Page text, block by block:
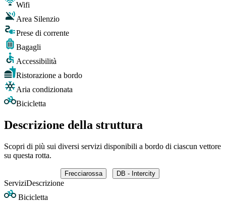
Wifi
Area Silenzio
Prese di corrente
Bagagli
Accessibilità
Ristorazione a bordo
Aria condizionata
Bicicletta
Descrizione della struttura
Scopri di più sui diversi servizi disponibili a bordo di ciascun vettore
su questa rotta.
Frecciarossa DB - Intercity
ServiziDescrizione
Bicicletta